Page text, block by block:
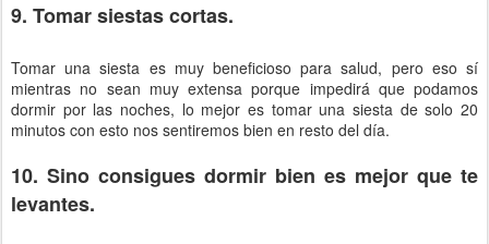
9. Tomar siestas cortas.
Tomar una siesta es muy beneficioso para salud, pero eso sí
mientras no sean muy extensa porque impedirá que podamos
dormir por las noches, lo mejor es tomar una siesta de solo 20
minutos con esto nos sentiremos bien en resto del día.
10. Sino consigues dormir bien es mejor que te
levantes.